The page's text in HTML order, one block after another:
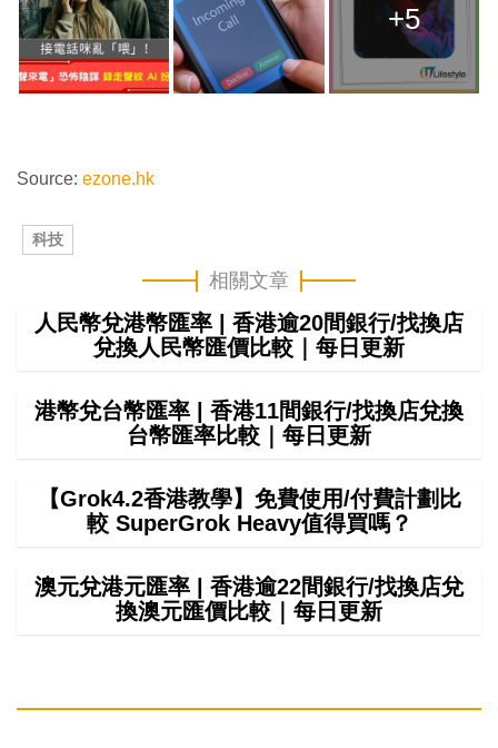
+5
Source: ezone.hk
科技
相關文章
人民幣兌港幣匯率 | 香港逾20間銀行/找換店
兌換人民幣匯價比較｜每日更新
港幣兌台幣匯率 | 香港11間銀行/找換店兌換
台幣匯率比較｜每日更新
【Grok4.2香港教學】免費使用/付費計劃比
較 SuperGrok Heavy值得買嗎？
澳元兌港元匯率 | 香港逾22間銀行/找換店兌
換澳元匯價比較｜每日更新